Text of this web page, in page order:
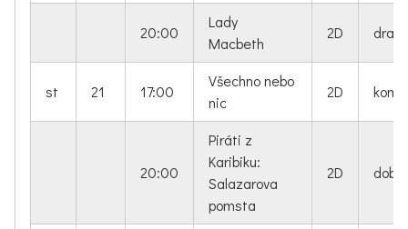
20:00
Lady
Macbeth
2D
st 21 17:00
Všechno nebo
nic
2D
20:00
Piráti z
Karibiku:
Salazarova
pomsta
2D